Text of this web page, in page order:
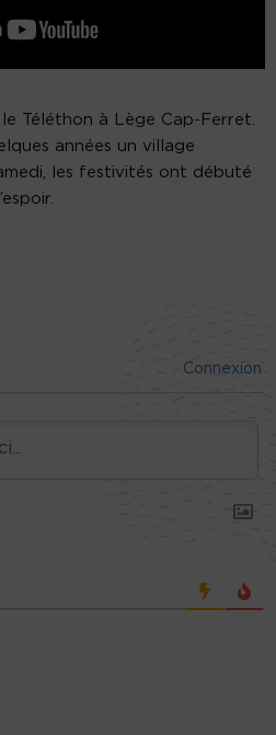
Téléthon à Lège Cap-Ferret.
années un village
les festivités ont débuté
Connexion